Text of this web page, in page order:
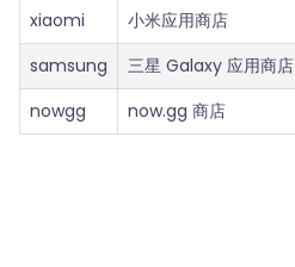
xiaomi
小米应用商店
samsung
三星 Galaxy 应用商店
nowgg
now.gg 商店